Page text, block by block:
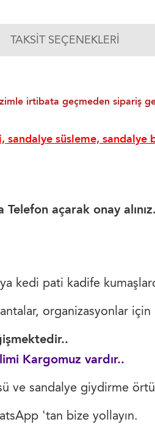
TAKSIT SEÇENEKLERI
irtibata geçmeden sipariş
sandalye süsleme, sandalye
açarak onay
kedi pati kadife
organizasyonlar için
Kargomuz vardır..
ve sandalye giydirme
'tan bize yollayın.